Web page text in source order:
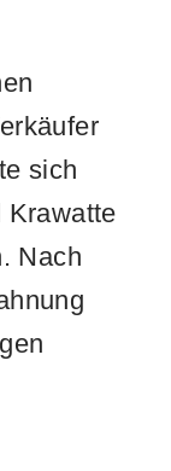
sich
Krawatte
Nach